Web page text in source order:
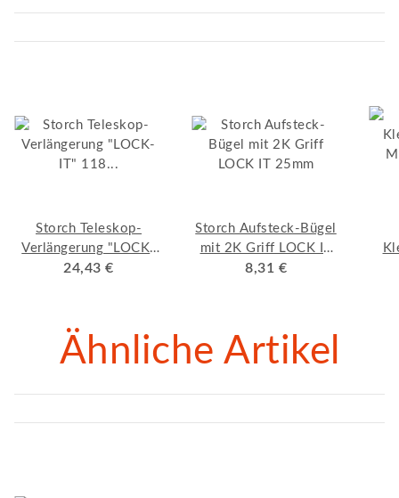
Storch Teleskop-
Verlängerung "LOCK-
IT" 118 - 210 cm
24,43 €
Storch Aufsteck-Bügel
mit 2K Griff LOCK IT
25mm
8,31 €
Ähnliche Artikel